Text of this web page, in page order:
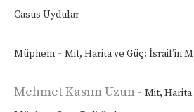
Casus Uydular
Müphem - Mit, Harita ve Güç: İsrail’in
Mehmet Kasım Uzun - Mit, Harita